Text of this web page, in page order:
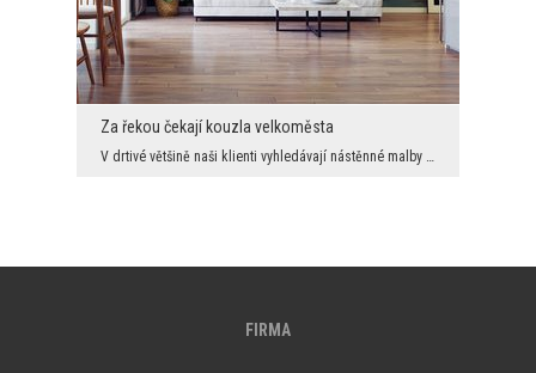
Za řekou čekají kouzla velkoměsta
V drtivé většině naši klienti vyhledávají nástěnné malby s výhledem na louky, hory, moře a další ...
FIRMA